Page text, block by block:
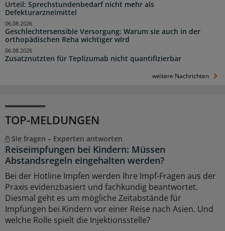
Urteil: Sprechstundenbedarf nicht mehr als
Defekturarzneimittel
Geschlechtersensible Versorgung: Warum sie auch in der
orthopädischen Reha wichtiger wird
06.08.2026
Zusatznutzten für Teplizumab nicht quantifizierbar
06.08.2026
weitere Nachrichten
TOP-MELDUNGEN
Sie fragen – Experten antworten
Reiseimpfungen bei Kindern: Müssen
Abstandsregeln eingehalten werden?
Bei der Hotline Impfen werden Ihre Impf-Fragen aus der
Praxis evidenzbasiert und fachkundig beantwortet.
Diesmal geht es um mögliche Zeitabstände für
Impfungen bei Kindern vor einer Reise nach Asien. Und
welche Rolle spielt die Injektionsstelle?